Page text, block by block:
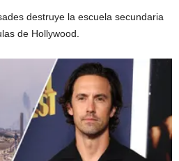
destruye la escuela secundaria
de Hollywood.